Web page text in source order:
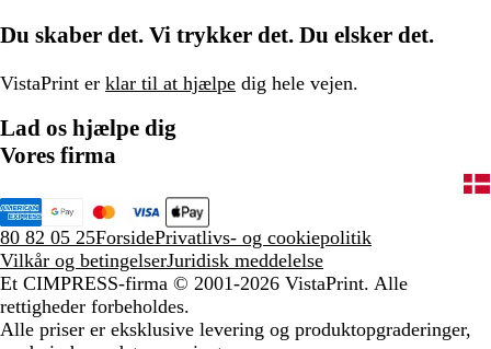
Du skaber det. Vi trykker det. Du elsker det.
VistaPrint er klar til at hjælpe dig hele vejen.
Lad os hjælpe dig
Vores firma
80 82 05 25ForsidePrivatlivs- og cookiepolitik
Vilkår og betingelserJuridisk meddelelse
Et CIMPRESS-firma © 2001-2026 VistaPrint. Alle
rettigheder forbeholdes.
Alle priser er eksklusive levering og produktopgraderinger,